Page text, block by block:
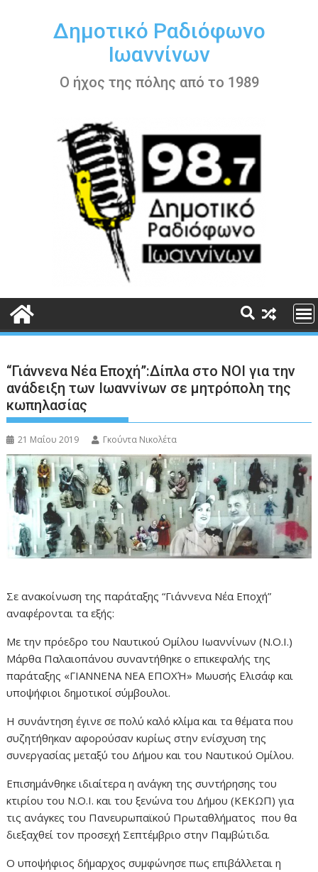
περιεχόμενοΔημοτικό Ραδιόφωνο
Ιωαννίνων
Ο ήχος της πόλης από το 1989
“Γιάννενα Νέα Εποχή”:Δίπλα στο ΝΟΙ για την
ανάδειξη των Ιωαννίνων σε μητρόπολη της
κωπηλασίας
21 Μαΐου 2019 Γκούντα Νικολέτα
Σε ανακοίνωση της παράταξης “Γιάννενα Νέα Εποχή”
αναφέρονται τα εξής:
Με την πρόεδρο του Ναυτικού Ομίλου Ιωαννίνων (Ν.Ο.Ι.)
Μάρθα Παλαιοπάνου συναντήθηκε ο επικεφαλής της
παράταξης «ΓΙΑΝΝΕΝΑ ΝΕΑ ΕΠΟΧΉ» Μωυσής Ελισάφ και
υποψήφιοι δημοτικοί σύμβουλοι.
Η συνάντηση έγινε σε πολύ καλό κλίμα και τα θέματα που
συζητήθηκαν αφορούσαν κυρίως στην ενίσχυση της
συνεργασίας μεταξύ του Δήμου και του Ναυτικού Ομίλου.
Επισημάνθηκε ιδιαίτερα η ανάγκη της συντήρησης του
κτιρίου του Ν.Ο.Ι. και του ξενώνα του Δήμου (ΚΕΚΩΠ) για
τις ανάγκες του Πανευρωπαϊκού Πρωταθλήματος που θα
διεξαχθεί τον προσεχή Σεπτέμβριο στην Παμβώτιδα.
Ο υποψήφιος δήμαρχος συμφώνησε πως επιβάλλεται η